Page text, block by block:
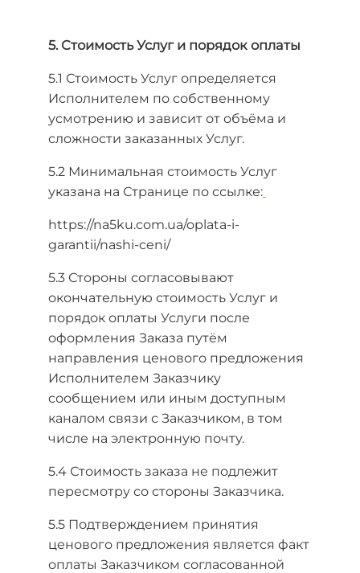
5. Стоимость Услуг и порядок оплаты
5.1 Стоимость Услуг определяется
Исполнителем по собственному
усмотрению и зависит от объёма и
сложности заказанных Услуг.
5.2 Минимальная стоимость Услуг
указана на Странице по ссылке:
https://na5ku.com.ua/oplata-i-
garantii/nashi-ceni/
5.3 Стороны согласовывают
окончательную стоимость Услуг и
порядок оплаты Услуги после
оформления Заказа путём
направления ценового предложения
Исполнителем Заказчику
сообщением или иным доступным
каналом связи с Заказчиком, в том
числе на электронную почту.
5.4 Стоимость заказа не подлежит
пересмотру со стороны Заказчика.
5.5 Подтверждением принятия
ценового предложения является факт
оплаты Заказчиком согласованной